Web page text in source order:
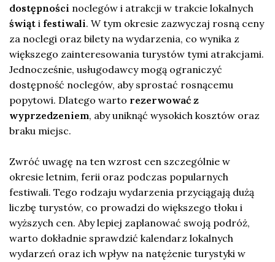
dostępności noclegów i atrakcji w trakcie lokalnych
świąt i festiwali. W tym okresie zazwyczaj rosną ceny
za noclegi oraz bilety na wydarzenia, co wynika z
większego zainteresowania turystów tymi atrakcjami.
Jednocześnie, usługodawcy mogą ograniczyć
dostępność noclegów, aby sprostać rosnącemu
popytowi. Dlatego warto rezerwować z
wyprzedzeniem, aby uniknąć wysokich kosztów oraz
braku miejsc.
Zwróć uwagę na ten wzrost cen szczególnie w
okresie letnim, ferii oraz podczas popularnych
festiwali. Tego rodzaju wydarzenia przyciągają dużą
liczbę turystów, co prowadzi do większego tłoku i
wyższych cen. Aby lepiej zaplanować swoją podróż,
warto dokładnie sprawdzić kalendarz lokalnych
wydarzeń oraz ich wpływ na natężenie turystyki w